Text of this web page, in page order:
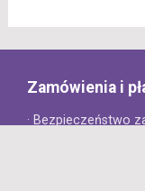
Zamówienia i
· Bezpieczeństwo